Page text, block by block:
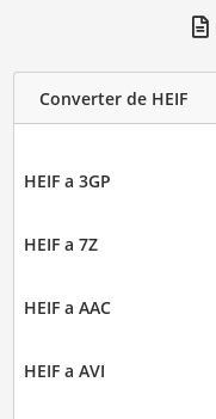
Converter de HEIF
HEIF a 3GP
HEIF a 7Z
HEIF a AAC
HEIF a AVI